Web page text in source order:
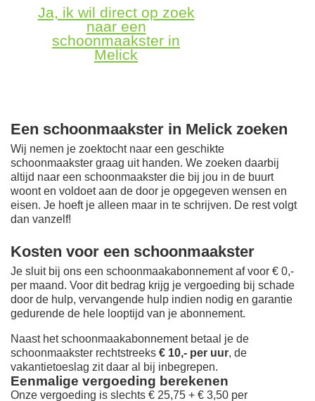
Ja, ik wil direct op zoek
naar een
schoonmaakster in
Melick
Een schoonmaakster in Melick zoeken
Wij nemen je zoektocht naar een geschikte
schoonmaakster graag uit handen. We zoeken daarbij
altijd naar een schoonmaakster die bij jou in de buurt
woont en voldoet aan de door je opgegeven wensen en
eisen. Je hoeft je alleen maar in te schrijven. De rest volgt
dan vanzelf!
Kosten voor een schoonmaakster
Je sluit bij ons een schoonmaakabonnement af voor € 0,-
per maand. Voor dit bedrag krijg je vergoeding bij schade
door de hulp, vervangende hulp indien nodig en garantie
gedurende de hele looptijd van je abonnement.
Naast het schoonmaakabonnement betaal je de
schoonmaakster rechtstreeks € 10,- per uur, de
vakantietoeslag zit daar al bij inbegrepen.
Eenmalige vergoeding berekenen
Onze vergoeding is slechts € 25,75 + € 3,50 per